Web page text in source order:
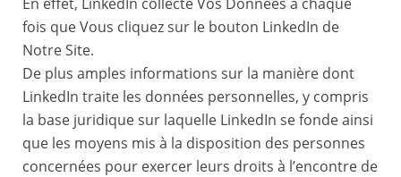
fois que Vous cliquez sur le bouton LinkedIn de
Notre Site.
De plus amples informations sur la manière dont
LinkedIn traite les données personnelles, y compris
la base juridique sur laquelle LinkedIn se fonde ainsi
que les moyens mis à la disposition des personnes
concernées pour exercer leurs droits à l’encontre de